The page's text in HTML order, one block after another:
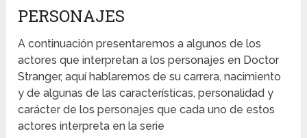
PERSONAJES
A continuación presentaremos a algunos de los
actores que interpretan a los personajes en Doctor
Stranger, aquí hablaremos de su carrera, nacimiento
y de algunas de las características, personalidad y
carácter de los personajes que cada uno de estos
actores interpreta en la serie